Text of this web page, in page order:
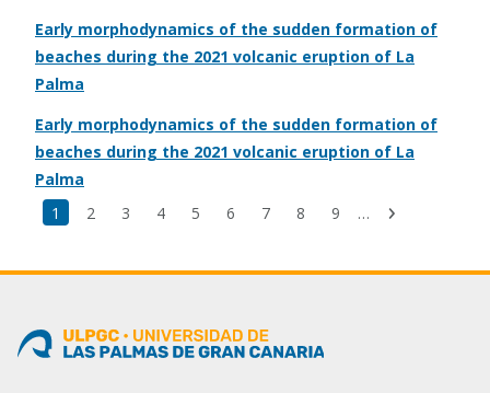
Early morphodynamics of the sudden formation of
beaches during the 2021 volcanic eruption of La
Palma
Early morphodynamics of the sudden formation of
beaches during the 2021 volcanic eruption of La
Palma
Página
1 Page
2 Page
3 Page
4 Page
5 Page
6 Page
7 Page
8 Page
9 …